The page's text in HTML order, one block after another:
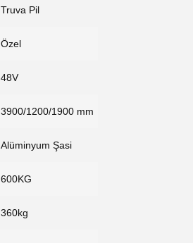
Truva Pil
Özel
48V
3900/1200/1900 mm
Alüminyum Şasi
600KG
360kg